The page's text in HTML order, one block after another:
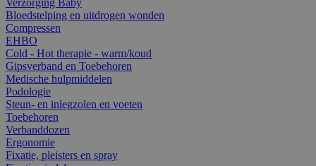
Bloedstelping en uitdrogen wonden
Compressen
EHBO
Cold - Hot therapie - warm/koud
Gipsverband en Toebehoren
Medische hulpmiddelen
Podologie
Steun- en inlegzolen en voeten
Toebehoren
Verbanddozen
Ergonomie
Fixatie, pleisters en spray